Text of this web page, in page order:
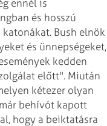
ennél is
és hosszú
Bush elnök
és ünnepségeket,
kedden
előtt". Miután
kétezer olyan
behívót kapott
hogy a beiktatásra